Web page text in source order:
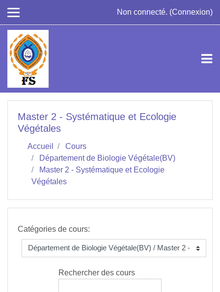
Non connecté. (Connexion)
Master 2 - Systématique et Ecologie
Végétales
Accueil
Cours
Département de Biologie Végétale(BV)
Master 2 - Systématique et Ecologie
Végétales
Catégories de cours:
Rechercher des cours